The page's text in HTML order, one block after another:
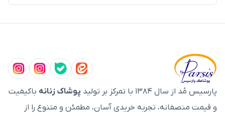
پارسیس مُد از سال ۱۳۸۴ با تمرکز بر تولید پوشاک زنانه باکیفیت
و قیمت منصفانه، تجربه خریدی آسان، مطمئن و متنوع را از